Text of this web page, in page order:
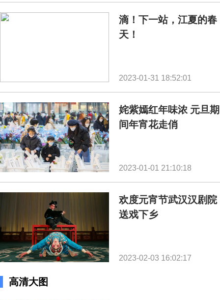
滴！下一站，江夏的春
天！
2023-01-31 18:52:01
姹紫嫣红年味浓 元旦期
间年宵花走俏
2023-01-01 21:10:18
欢度元宵节武汉汉剧院
送戏下乡
2023-02-03 16:02:17
高清大图